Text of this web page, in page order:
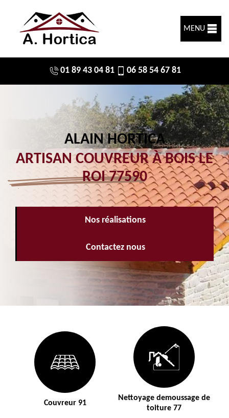
01 89 43 04 81 06 58 54 67 81
ALAIN HORTICA
ARTISAN COUVREUR À BOIS LE
ROI 77590
Nos réalisations
Contactez nous
MENU
Couvreur 91
Nettoyage demoussage de
toiture 77